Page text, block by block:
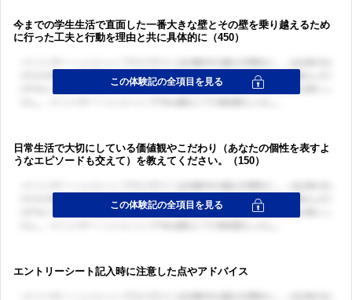
今までの学生生活で直面した一番大きな壁とその壁を乗り越えるため
に行った工夫と行動を理由と共に具体的に（450）
日常生活で大切にしている価値観やこだわり（あなたの個性を表すよ
うなエピソードも交えて）を教えてください。（150）
エントリーシート記入時に注意した点やアドバイス